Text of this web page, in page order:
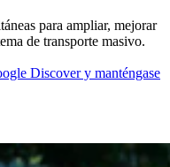
para ampliar, mejorar
de transporte masivo.
Discover y manténgase